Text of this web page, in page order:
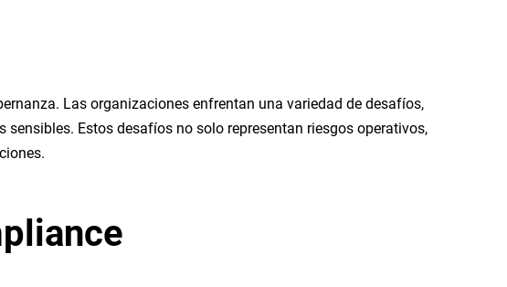
Las organizaciones enfrentan una variedad de desafíos,
Estos desafíos no solo representan riesgos operativos,